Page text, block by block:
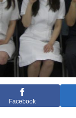
Facebook